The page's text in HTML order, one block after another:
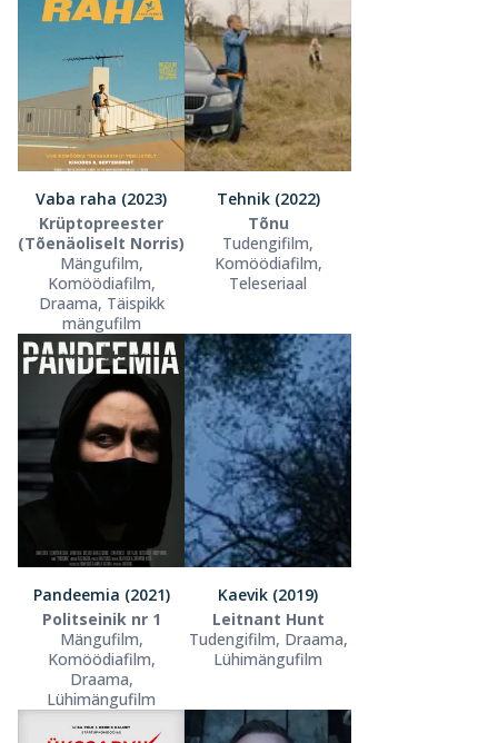
Vaba raha (2023)
Krüptopreester
(Tõenäoliselt Norris)
Mängufilm,
Komöödiafilm,
Draama, Täispikk
mängufilm
Tehnik (2022)
Tõnu
Tudengifilm,
Komöödiafilm,
Teleseriaal
Pandeemia (2021)
Politseinik nr 1
Mängufilm,
Komöödiafilm,
Draama,
Lühimängufilm
Kaevik (2019)
Leitnant Hunt
Tudengifilm, Draama,
Lühimängufilm